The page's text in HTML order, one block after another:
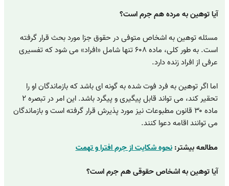
آیا توهین به مرده هم جرم است؟
مسئله توهین به اشخاص متوفی در حقوق جزا مورد بحث قرار گرفته
است. به طور کلی، ماده ۶۰۸ تنها شامل «افراد» می شود که تفسیری
عرفی از افراد زنده دارد.
اما اگر توهین به فرد فوت شده به گونه ای باشد که بازماندگان او را
تحقیر کند، می تواند قابل پیگیری و پیگرد باشد. این امر در تبصره ۲
ماده ۳۰ قانون مطبوعات نیز مورد پذیرش قرار گرفته است و بازماندگان
می توانند اقامه دعوا کنند.
مطالعه بیشتر:نحوه شکایت از جرم افترا و تهمت
آیا توهین به اشخاص حقوقی هم جرم است؟